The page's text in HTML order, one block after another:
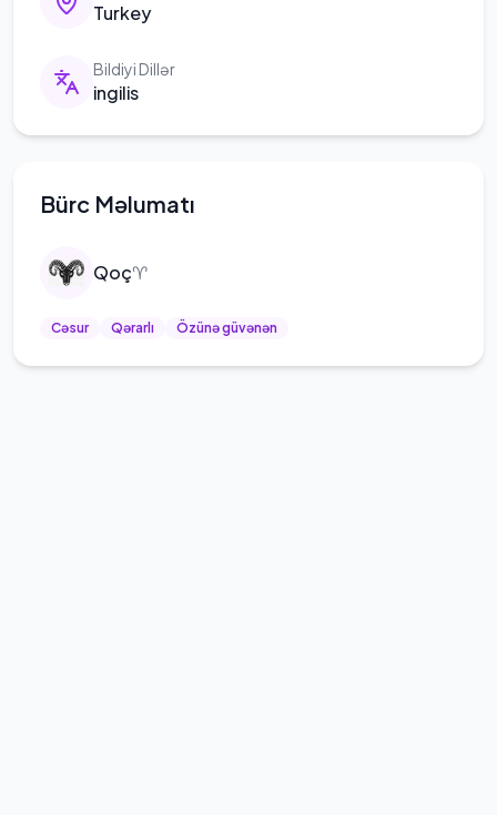
Turkey
Bildiyi Dillər
ingilis
Bürc Məlumatı
Qoç♈
Cəsur Qərarlı Özünə güvənən